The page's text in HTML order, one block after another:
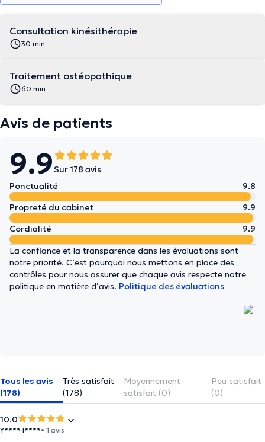
Consultation kinésithérapie
30 min
Traitement ostéopathique
60 min
Avis de patients
9.9 Sur 178 avis
Ponctualité
9.8
Propreté du cabinet
9.9
Cordialité
9.9
La confiance et la transparence dans les évaluations sont
notre priorité. C’est pourquoi nous mettons en place des
contrôles pour nous assurer que chaque avis respecte notre
politique en matière d’avis. Politique des évaluations
Tous les avis
(178)
Très satisfait
(178)
Moyennement
satisfait (0)
Peu satisfait
(0)
10.0
Y**** I****• 1 avis